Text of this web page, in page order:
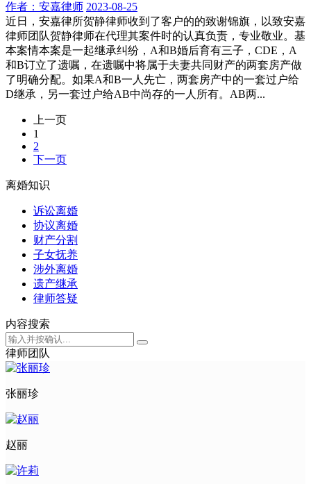
作者： 安嘉律师 2023-08-25
近日，安嘉律所贺静律师收到了客户的的致谢锦旗，以致安嘉
律师团队贺静律师在代理其案件时的认真负责，专业敬业。基
本案情本案是一起继承纠纷，A和B婚后育有三子，CDE，A
和B订立了遗嘱，在遗嘱中将属于夫妻共同财产的两套房产做
了明确分配。如果A和B一人先亡，两套房产中的一套过户给
D继承，另一套过户给AB中尚存的一人所有。AB两...
上一页
1
2
下一页
离婚知识
诉讼离婚
协议离婚
财产分割
子女抚养
涉外离婚
遗产继承
律师答疑
内容搜索
律师团队
张丽珍
赵丽